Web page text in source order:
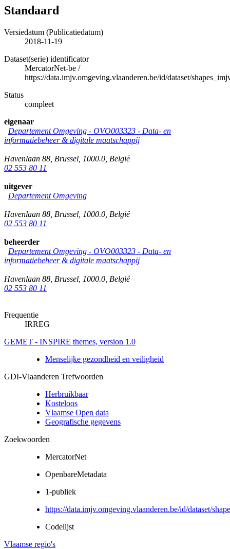
Standaard
Versiedatum (Publicatiedatum)
2018-11-19
Dataset(serie) identificator
MercatorNet-be /
https://data.imjv.omgeving.vlaanderen.be/id/dataset/
Status
compleet
eigenaar
Departement Omgeving - OVO003323 - Data- en
informatiebeheer & digitale maatschappij
Havenlaan 88 Brussel 1000.0 België
02 553 80 11
uitgever
Departement Omgeving
Havenlaan 88 Brussel 1000.0 België
02 553 80 11
beheerder
Departement Omgeving - OVO003323 - Data- en
informatiebeheer & digitale maatschappij
Havenlaan 88 Brussel 1000.0 België
02 553 80 11
Frequentie
IRREG
GEMET - INSPIRE themes, version 1.0
Menselijke gezondheid en veiligheid
GDI-Vlaanderen Trefwoorden
Herbruikbaar
Kosteloos
Vlaamse Open data
Geografische gegevens
Zoekwoorden
MercatorNet
OpenbareMetadata
1-publiek
https://data.imjv.omgeving.vlaanderen.be/id/dataset/
Codelijst
Vlaamse regio's